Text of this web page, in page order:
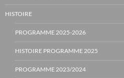
HISTOIRE
PROGRAMME 2025-2026
HISTOIRE PROGRAMME 2025
PROGRAMME 2023/2024